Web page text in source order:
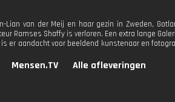
Lian van der Meij en haar gezin in Zweden,
Ramses Shaffy is verloren. Een extra lange
er aandacht voor beeldend kunstenaar en
Mensen.TV Alle afleveringen